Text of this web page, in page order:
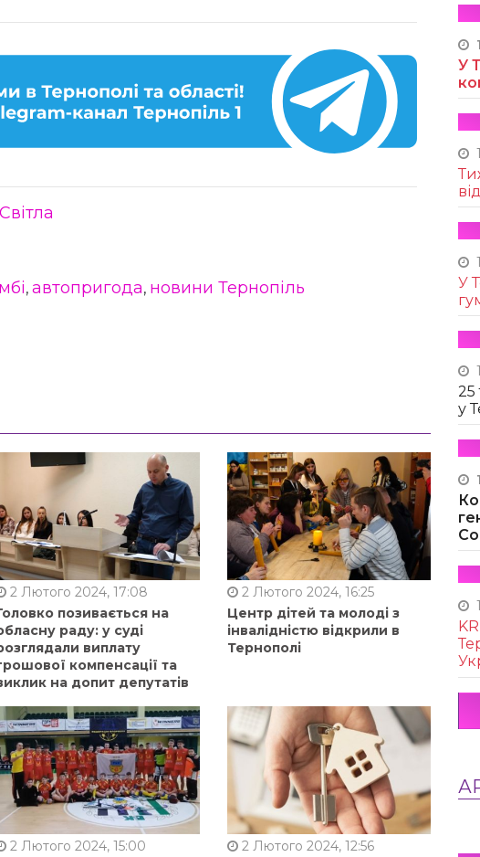
, автопригода, новини Тернопіль
2 Лютого 2024, 17:08
позивається на
раду: у суді
виплату
компенсації та
на допит депутатів
2 Лютого 2024, 16:25
Центр дітей та молоді з
інвалідністю відкрили в
Тернополі
2 Лютого 2024, 15:00
2 Лютого 2024, 12:56
У
У
25
у